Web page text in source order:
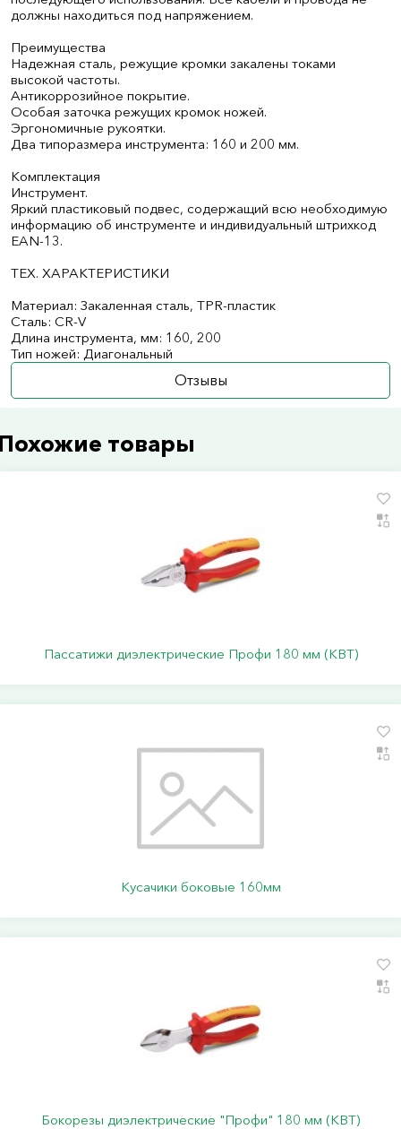
должны находиться под напряжением.
Преимущества
Надежная сталь, режущие кромки закалены токами
высокой частоты.
Антикоррозийное покрытие.
Особая заточка режущих кромок ножей.
Эргономичные рукоятки.
Два типоразмера инструмента: 160 и 200 мм.
Комплектация
Инструмент.
Яркий пластиковый подвес, содержащий всю необходимую
информацию об инструменте и индивидуальный штрихкод
EAN-13.
ТЕХ. ХАРАКТЕРИСТИКИ
Материал: Закаленная сталь, TPR-пластик
Сталь: CR-V
Длина инструмента, мм: 160, 200
Тип ножей: Диагональный
Отзывы
товары
Пассатижи диэлектрические Профи 180 мм (КВТ)
Кусачики боковые 160мм
Бокорезы диэлектрические "Профи" 180 мм (КВТ)